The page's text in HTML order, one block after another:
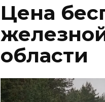
Цена
области